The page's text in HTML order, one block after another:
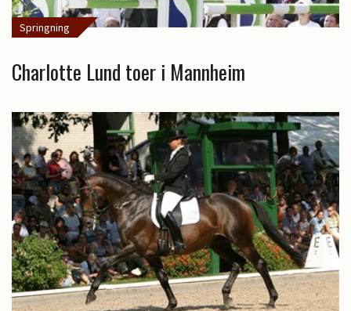
Springning
Charlotte Lund toer i Mannheim